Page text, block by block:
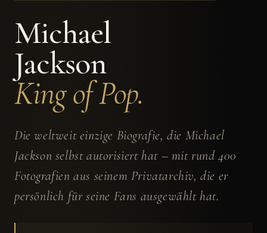
Michael
Jackson
King of Pop.
Die weltweit einzige Biografie, die Michael
Jackson selbst autorisiert hat – mit rund 400
Fotografien aus seinem Privatarchiv, die er
persönlich für seine Fans ausgewählt hat.